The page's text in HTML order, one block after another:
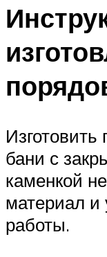
Изготовить
бани с
каменкой
материал и
работы.